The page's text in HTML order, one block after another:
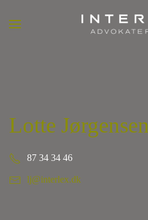
Lotte Jørgensen
87 34 34 46
lj@interlex.dk